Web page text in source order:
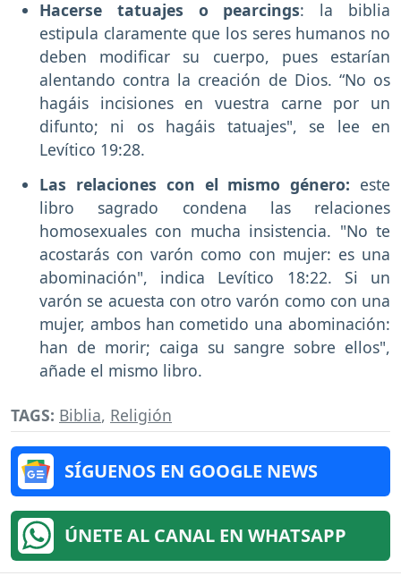
Hacerse tatuajes o pearcings: la biblia
estipula claramente que los seres humanos no
deben modificar su cuerpo, pues estarían
alentando contra la creación de Dios. “No os
hagáis incisiones en vuestra carne por un
difunto; ni os hagáis tatuajes", se lee en
Levítico 19:28.
Las relaciones con el mismo género: este
libro sagrado condena las relaciones
homosexuales con mucha insistencia. "No te
acostarás con varón como con mujer: es una
abominación", indica Levítico 18:22. Si un
varón se acuesta con otro varón como con una
mujer, ambos han cometido una abominación:
han de morir; caiga su sangre sobre ellos",
añade el mismo libro.
TAGS: Biblia, Religión
SÍGUENOS EN GOOGLE NEWS
ÚNETE AL CANAL EN WHATSAPP